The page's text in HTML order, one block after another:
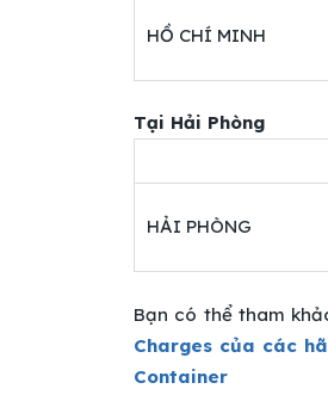
HỒ CHÍ MINH
Tại Hải Phòng
HẢI PHÒNG
Bạn có thể tham
Charges của các
Container